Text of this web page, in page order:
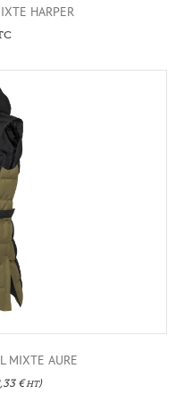
HARPER
MIXTE AURE
€HT)